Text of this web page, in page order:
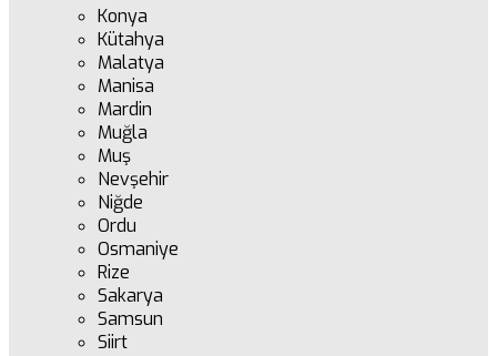
Konya
Kütahya
Malatya
Manisa
Mardin
Muğla
Muş
Nevşehir
Niğde
Ordu
Osmaniye
Rize
Sakarya
Samsun
Siirt